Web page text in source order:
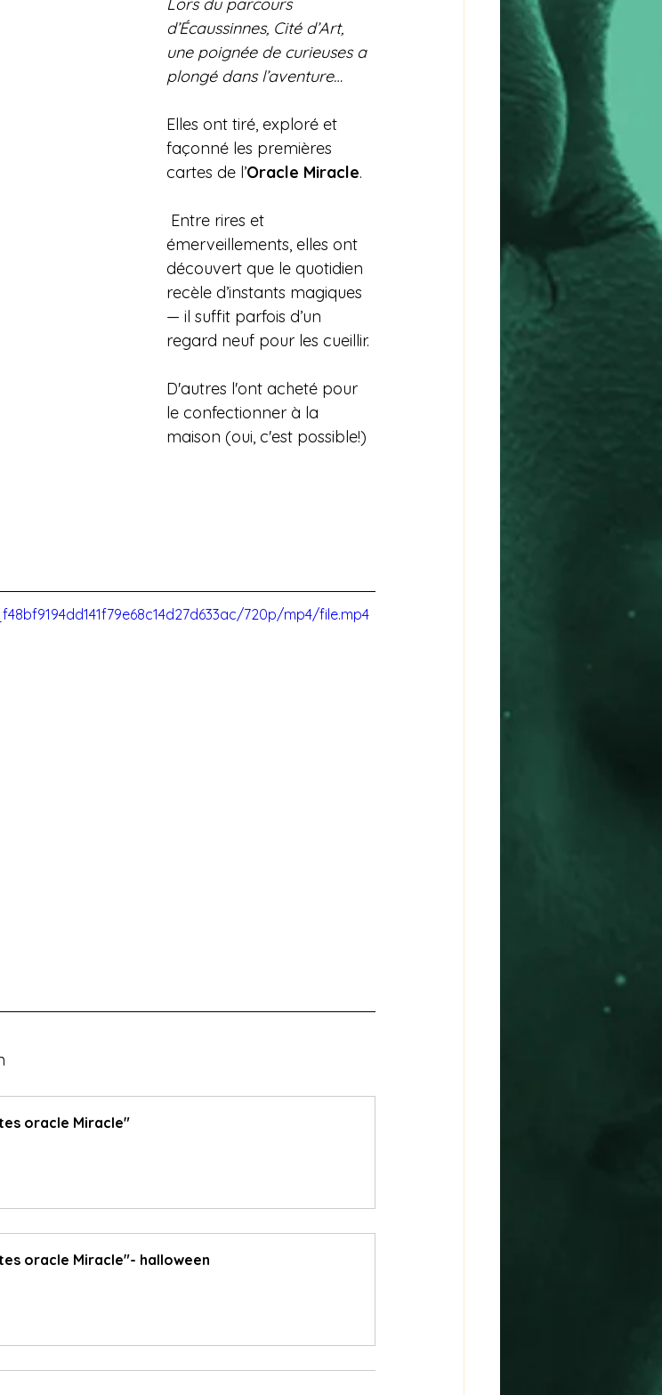
d’Écaussinnes, Cité d’Art,
une poignée de curieuses a
plongé dans l’aventure…
Elles ont tiré, exploré et
façonné les premières
cartes de l’Oracle Miracle.
émerveillements, elles ont
découvert que le quotidien
recèle d’instants magiques
— il suffit parfois d’un
regard neuf pour les cueillir.
D'autres l'ont acheté pour
le confectionner à la
maison (oui, c'est possible!)
720p/mp4/file.mp4
oracle Miracle"
oracle Miracle"- halloween